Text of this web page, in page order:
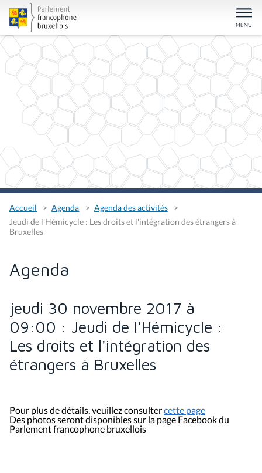
Accueil Agenda
Agenda des activités
Jeudi de l'Hémicycle : Les droits et l'intégration des étrangers à
Bruxelles
Agenda
jeudi 30 novembre 2017 à
09:00 : Jeudi de l'Hémicycle :
Les droits et l'intégration des
étrangers à Bruxelles
Pour plus de détails, veuillez consultercette page
Des photos seront disponibles sur la page Facebook du
Parlement francophone bruxellois